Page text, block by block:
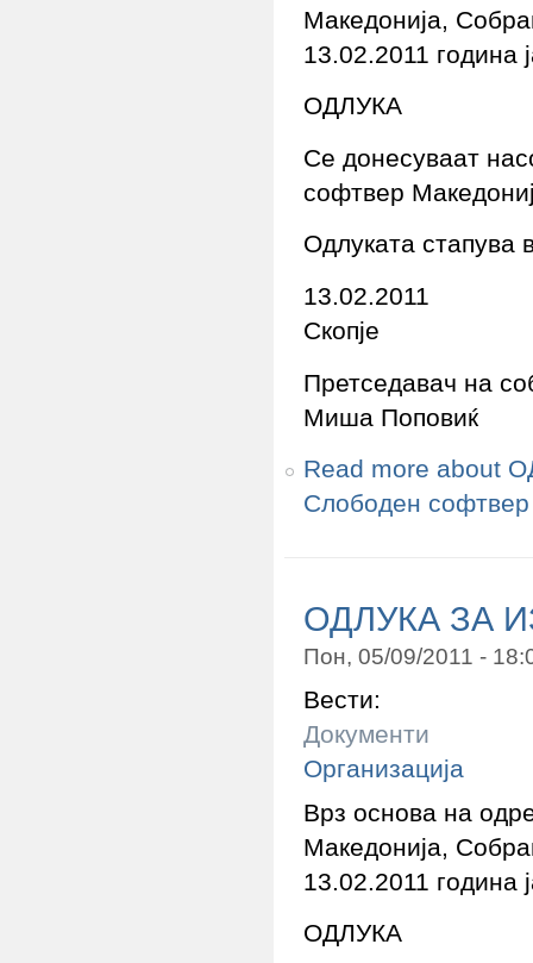
Македонија,
13.02.2011 година
ОДЛУКА
Се донесуваат
софтвер
Одлуката стапува
13.02.2011
Скопје
Претседавач на
Миша Поповиќ
Read more about
Слободен
ОДЛУКА ЗА
Пон, 05/09/2011 -
Вести:
Документи
Организација
Врз основа на
Македонија,
13.02.2011 година
ОДЛУКА